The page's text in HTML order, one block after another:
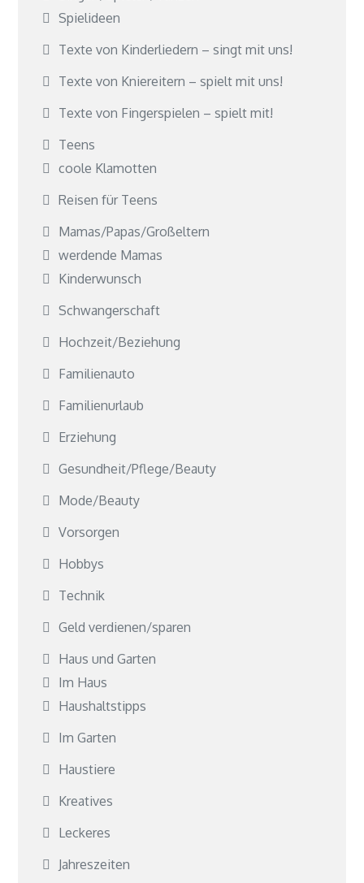
Spielideen
Texte von Kinderliedern – singt mit uns!
Texte von Kniereitern – spielt mit uns!
Texte von Fingerspielen – spielt mit!
Teens
coole Klamotten
Reisen für Teens
Mamas/Papas/Großeltern
werdende Mamas
Kinderwunsch
Schwangerschaft
Hochzeit/Beziehung
Familienauto
Familienurlaub
Erziehung
Gesundheit/Pflege/Beauty
Mode/Beauty
Vorsorgen
Hobbys
Technik
Geld verdienen/sparen
Haus und Garten
Im Haus
Haushaltstipps
Im Garten
Haustiere
Kreatives
Leckeres
Jahreszeiten